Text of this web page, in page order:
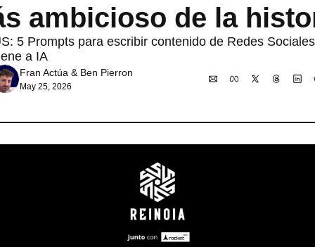
ambicioso de la
5 Prompts para escribir contenido de Redes
a IA
Fran Actúa & Ben Pierron
May 25, 2026